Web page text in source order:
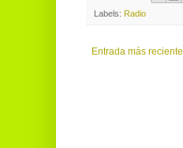
Labels: Radio
Entrada más reciente